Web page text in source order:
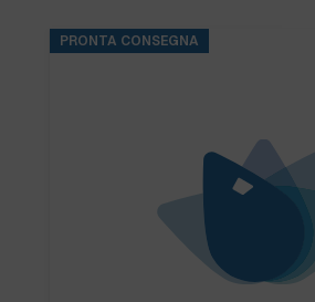
PRONTA CONSEGNA